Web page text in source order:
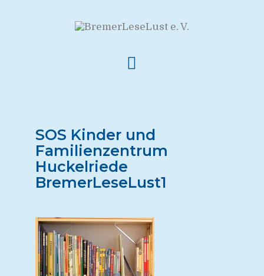
SOS Kinder und
Familienzentrum
Huckelriede
BremerLeseLust1